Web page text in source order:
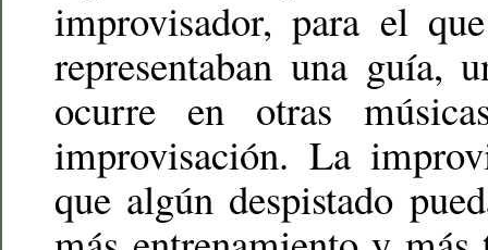
improvisador, para el
representaban una guía,
ocurre en otras
improvisación. La
que algún despistado